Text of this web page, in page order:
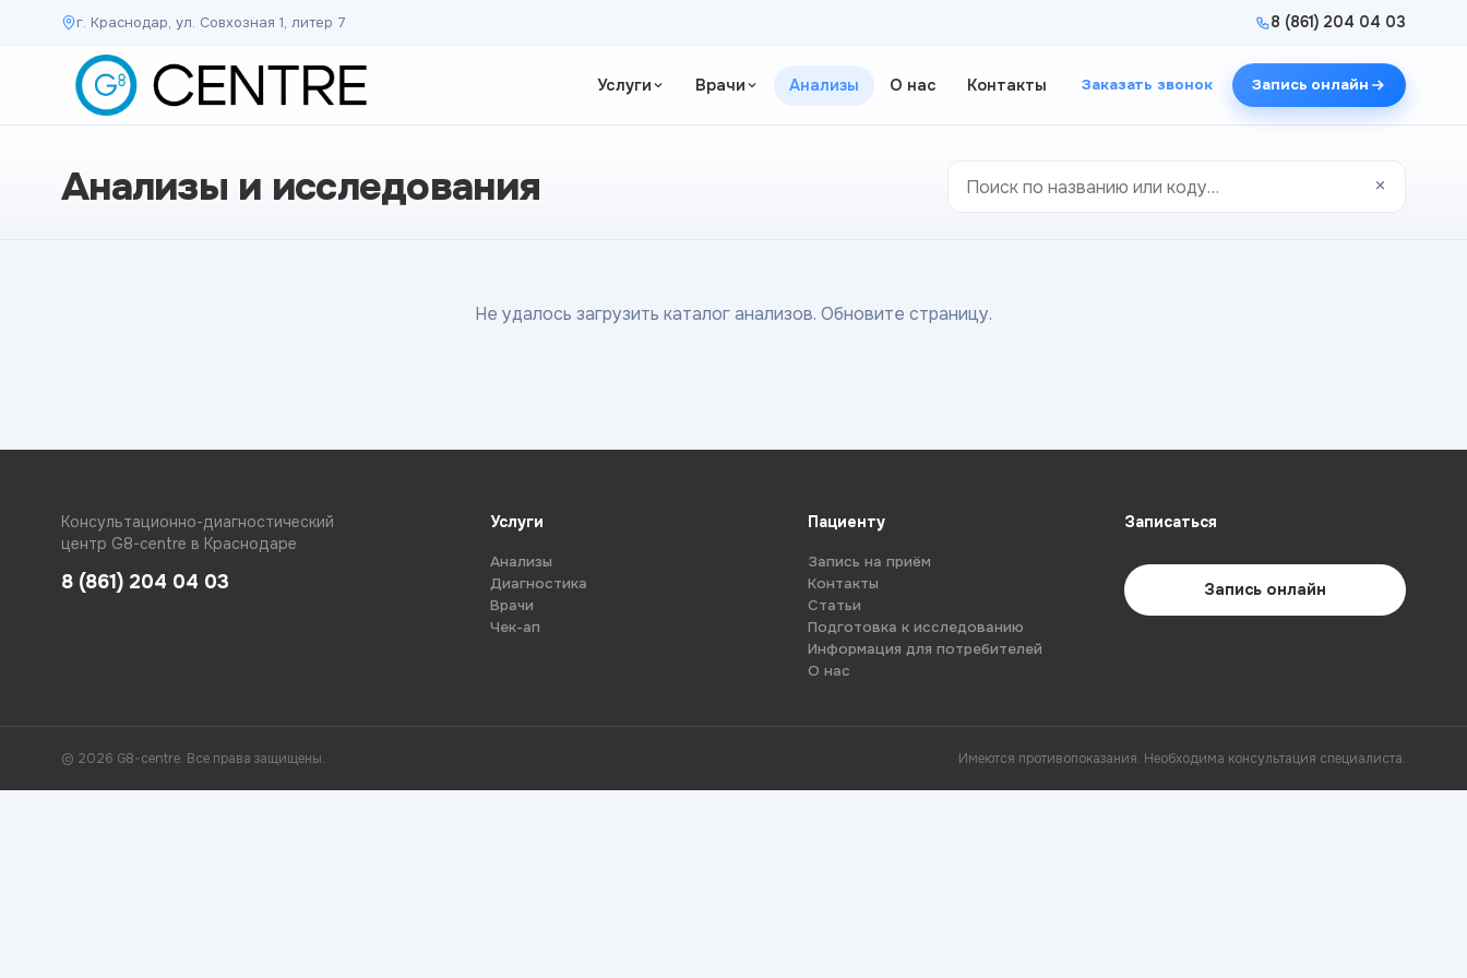
г. Краснодар, ул. Совхозная 1, литер 7 8 (861) 204 04 03
Услуги Врачи Анализы О нас Контакты Заказать звонок Запись онлайн
Анализы и исследования ×
Не удалось загрузить каталог анализов. Обновите страницу.
Консультационно-диагностический
центр G8-centre в Краснодаре
8 (861) 204 04 03
Услуги
Анализы
Диагностика
Врачи
Чек-ап
Пациенту
Запись на приём
Контакты
Статьи
Подготовка к исследованию
Информация для потребителей
О нас
Записаться
Запись онлайн
© 2026 G8-centre. Все права защищены. Имеются противопоказания. Необходима консультация специалиста.